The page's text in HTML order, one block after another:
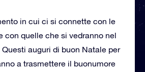
in cui ci si connette con le
con quelle che si vedranno nel
auguri di buon Natale per
a trasmettere il buonumore